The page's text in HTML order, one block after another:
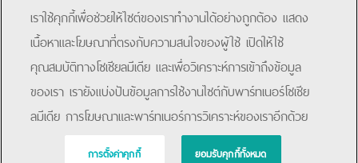
บางปะกอกสมุทรปราการ
FacebookYoutubeLine
โรงพยาบาลบางปะกอก 9 อินเตอร์เนชั่นแนล
Copyright © 2019 Bangpakok Hospital All rights reserved.
เราใช้คุกกี้เพื่อช่วยให้ไซต์ของเราทำงานได้อย่างถูกต้อง แสดง
เนื้อหาและโฆษณาที่ตรงกับความสนใจของผู้ใช้ เปิดให้ใช้
คุณสมบัติทางโซเชียลมีเดีย และเพื่อวิเคราะห์การเข้าถึงข้อมูล
ของเรา เรายังแบ่งปันข้อมูลการใช้งานไซต์กับพาร์ทเนอร์โซเชีย
ลมีเดีย การโฆษณาและพาร์ทเนอร์การวิเคราะห์ของเราอีกด้วย
การตั้งค่าคุกกี้ ยอมรับคุกกี้ทั้งหมด